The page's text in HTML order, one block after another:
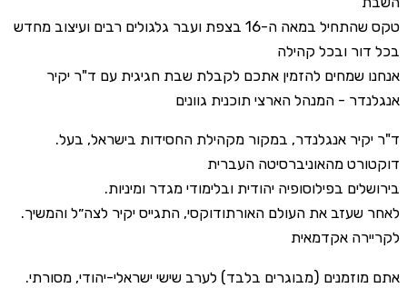
טקס שהתחיל במאה ה-16 בצפת ועבר גלגולים רבים ועיצוב מחדש
בכל דור ובכל קהילה
אנחנו שמחים להזמין אתכם לקבלת שבת חגיגית עם ד"ר יקיר
אנגלנדר - המנהל הארצי תוכנית גוונים
.ד"ר יקיר אנגלנדר, במקור מקהילת החסידות בישראל, בעל
דוקטורט מהאוניברסיטה העברית
.בירושלים בפילוסופיה יהודית ובלימודי מגדר ומיניות
.לאחר שעזב את העולם האורתודוקסי, התגייס יקיר לצה״ל והמשיך
לקריירה אקדמאית
.אתם מוזמנים (מבוגרים בלבד) לערב שישי ישראלי-יהודי, מסורתי